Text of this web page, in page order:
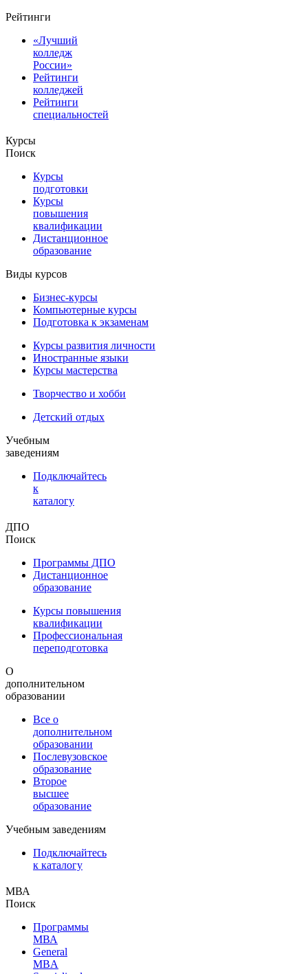
Рейтинги
«Лучший
колледж
России»
Рейтинги
колледжей
Рейтинги
специальностей
Курсы
Поиск
Курсы
подготовки
Курсы
повышения
квалификации
Дистанционное
образование
Виды курсов
Бизнес-курсы
Компьютерные курсы
Подготовка к экзаменам
Курсы развития личности
Иностранные языки
Курсы мастерства
Творчество и хобби
Детский отдых
Учебным
заведениям
Подключайтесь
к
каталогу
ДПО
Поиск
Программы ДПО
Дистанционное
образование
Курсы повышения
квалификации
Профессиональная
переподготовка
О
дополнительном
образовании
Все о
дополнительном
образовании
Послевузовское
образование
Второе
высшее
образование
Учебным заведениям
Подключайтесь
к каталогу
МВА
Поиск
Программы
МВА
General
MBA